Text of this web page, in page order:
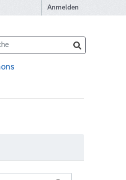
Anmelden